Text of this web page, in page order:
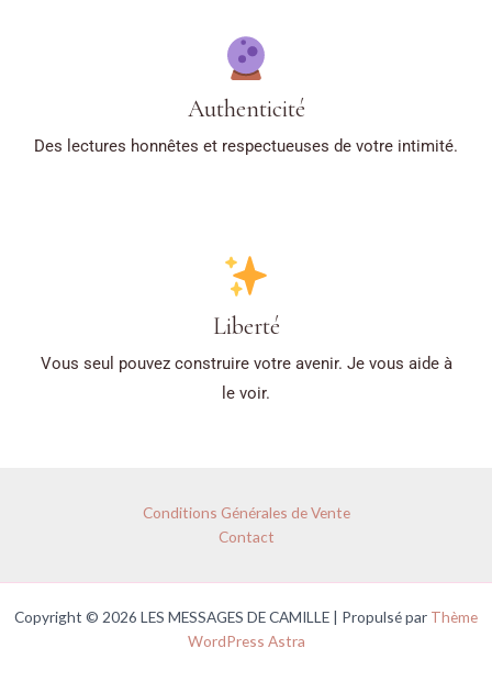
Authenticité
Des lectures honnêtes et respectueuses de votre intimité.
Liberté
Vous seul pouvez construire votre avenir. Je vous aide à
le voir.
Conditions Générales de Vente
Contact
Copyright © 2026 LES MESSAGES DE CAMILLE | Propulsé par Thème
WordPress Astra